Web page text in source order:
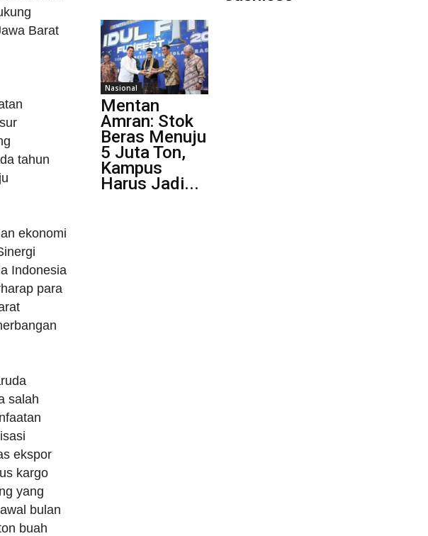
Barat
tahun
ekonomi
Indonesia
para
salah
ekspor
kargo
yang
bulan
buah
Nasional
Mentan
Amran: Stok
Beras Menuju
5 Juta Ton,
Kampus
Harus Jadi...